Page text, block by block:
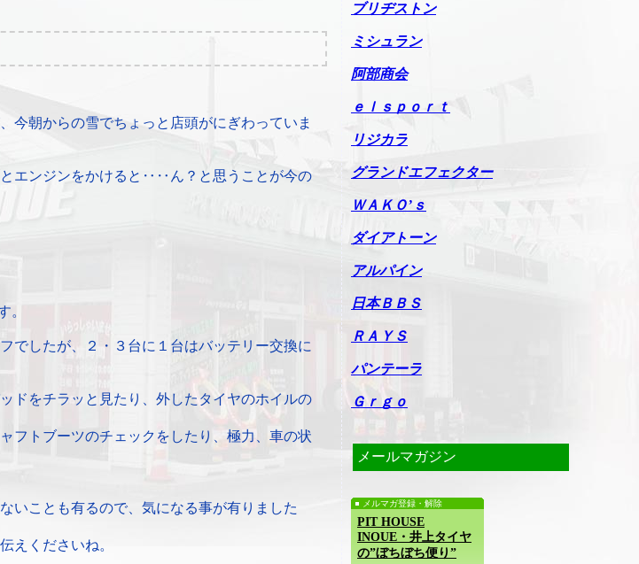
今朝からの雪でちょっと店頭がにぎわっていま
エンジンをかけると‥‥ん？と思うことが今の
。
でしたが、２・３台に１台はバッテリー交換に
ドをチラッと見たり、外したタイヤのホイルの
フトブーツのチェックをしたり、極力、車の状
いことも有るので、気になる事が有りました
えくださいね。
ブリヂストン
ミシュラン
阿部商会
ｅｌｓｐｏｒｔ
リジカラ
グランドエフェクター
ＷＡＫＯ’ｓ
ダイアトーン
アルパイン
日本ＢＢＳ
ＲＡＹＳ
パンテーラ
Ｇｒｇｏ
メールマガジン
メルマガ登録・解除
PIT HOUSE
INOUE・井上タイヤ
の”ぼちぼち便り”